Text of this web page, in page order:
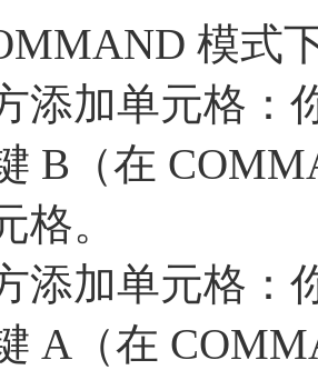
模式
添加单元格：
B（在
格。
添加单元格：
A（在